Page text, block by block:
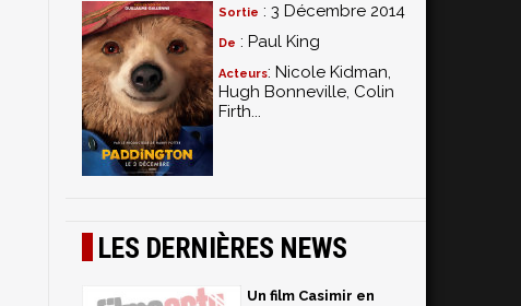
Sortie : 3 Décembre 2014
De : Paul King
Acteurs: Nicole Kidman,
Hugh Bonneville, Colin
Firth...
LES DERNIÈRES NEWS
Un film Casimir en